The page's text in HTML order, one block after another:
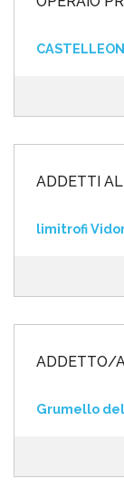
ADDETTI
limitrofi
ADDETTO/
Grumello